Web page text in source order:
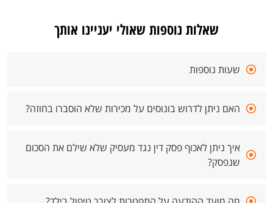
שאלות נוספות שאולי יעניינו אותך
שעות נוספות
האם ניתן לדרוש בונוסים על מכירות שלא הוסברו בחוזה?
איך ניתן לאכוף פסק דין נגד מעסיק שלא שילם את הסכום
שנפסק?